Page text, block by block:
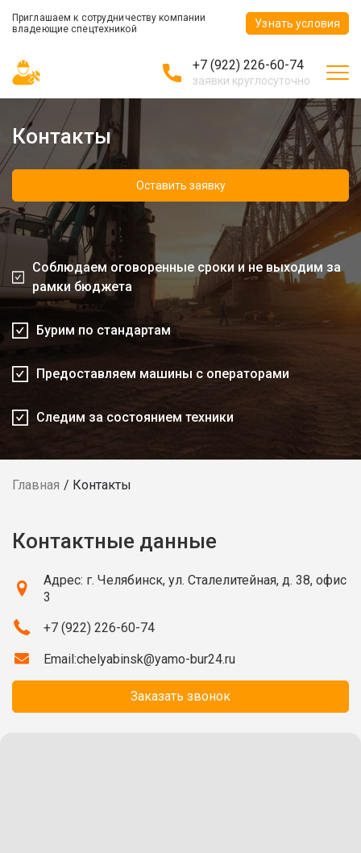
Приглашаем к сотрудничеству компании
владеющие спецтехникой
Узнать условия
+7 (922) 226-60-74
заявки круглосуточно
Контакты
Оставить заявку
Соблюдаем оговоренные сроки и не выходим за
рамки бюджета
Бурим по стандартам
Предоставляем машины с операторами
Следим за состоянием техники
Главная Контакты
Контактные данные
Адрес: г. Челябинск, ул. Сталелитейная, д. 38, офис
3
+7 (922) 226-60-74
Email:chelyabinsk@yamo-bur24.ru
Заказать звонок